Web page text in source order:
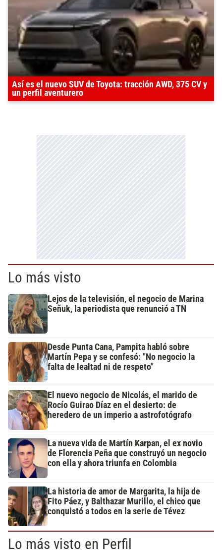
Así es el nuevo SUV de Toyota: tracción AWD, 375 CV y
un perfil aventurero
Lo más visto
Lejos de la televisión, el negocio de Marina
Señuk, la periodista que renunció a TN
Desde Punta Cana, Pampita habló sobre
Martín Pepa y se confesó: "No negocio la
falta de lealtad ni de respeto"
El nuevo negocio de Nicolás, el marido de
Rocío Guirao Díaz en el desierto: de
heredero de un imperio a astrofotógrafo
La nueva vida de Martín Karpan, el ex novio
de Florencia Peña que construyó un negocio
con ella y ahora triunfa en Colombia
La historia de amor de Margarita, la hija de
Fito Páez, y Balthazar Murillo, el chico que
conquistó a todos en la serie de Tévez
Lo más visto en Perfil